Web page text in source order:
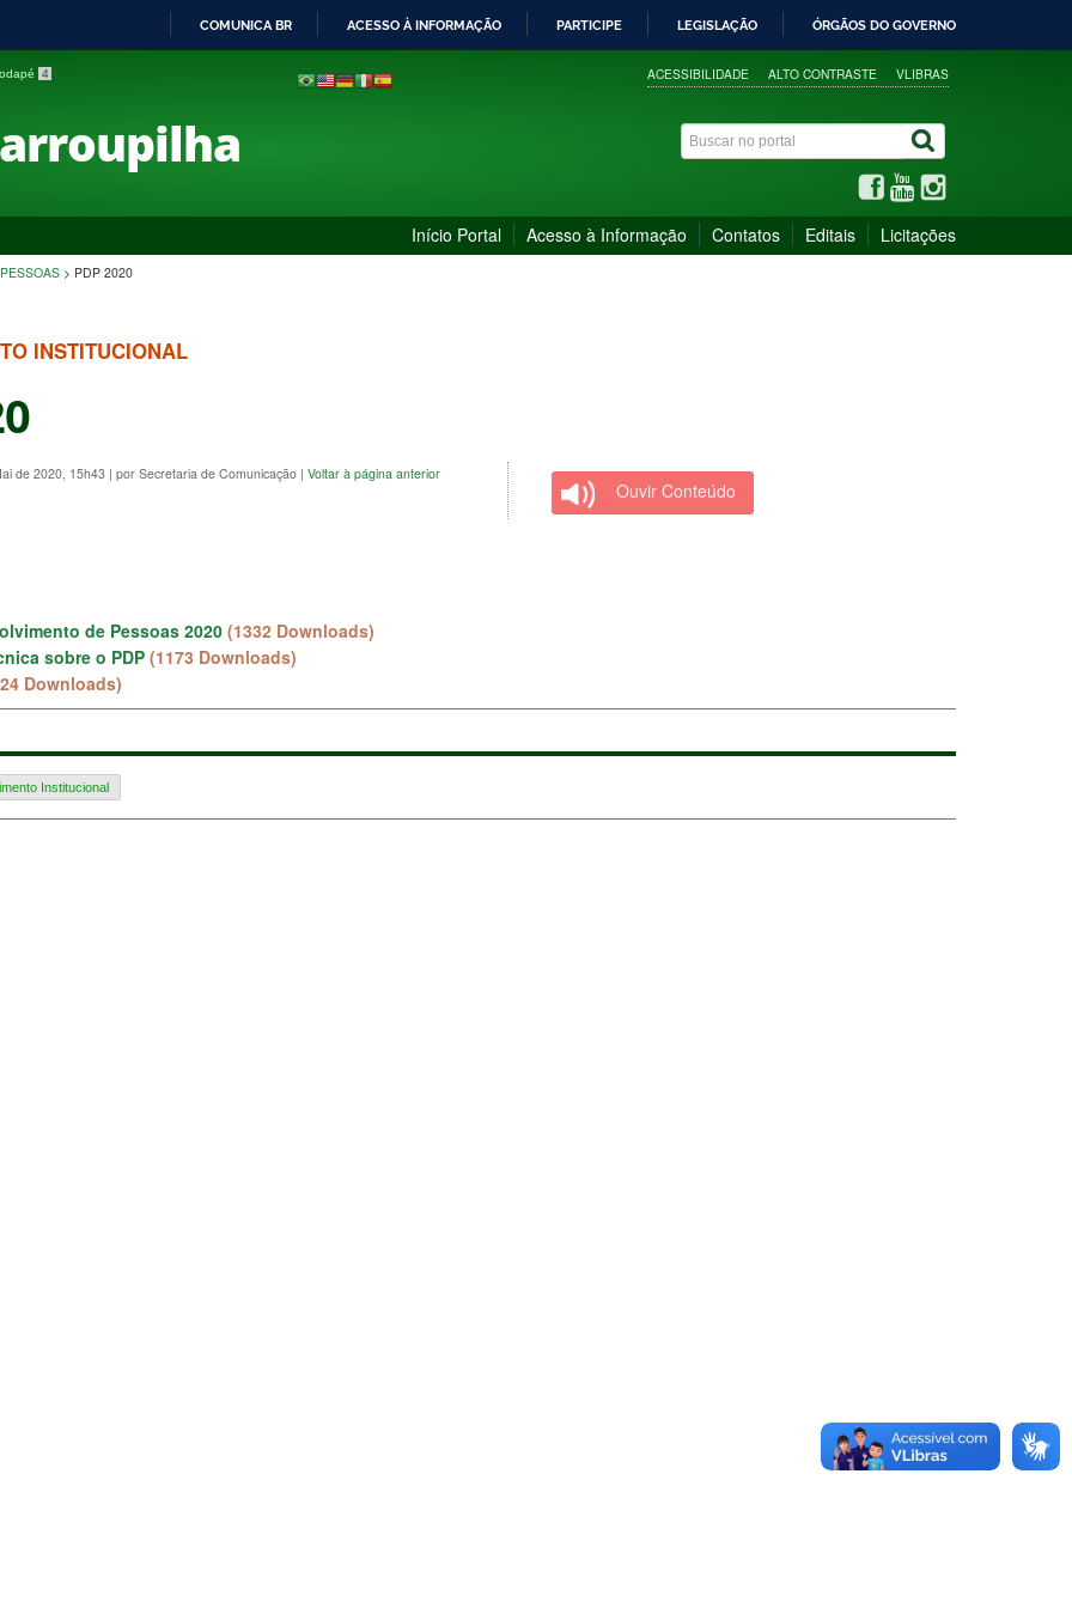
PARA
COMUNICA BR ACESSO À INFORMAÇÃO PARTICIPE LEGISLAÇÃO ÓRGÃOS DO GOVERNO
4 ACESSIBILIDADE ALTO CONTRASTE VLIBRAS
Início Portal Acesso à Informação Contatos Editais Licitações
> PDP 2020
INSTITUCIONAL
de 2020, 15h43 | por Secretaria de Comunicação | Voltar à página anterior
Ouvir Conteúdo
de Pessoas 2020 (1332 Downloads)
sobre o PDP (1173 Downloads)
Downloads)
Institucional